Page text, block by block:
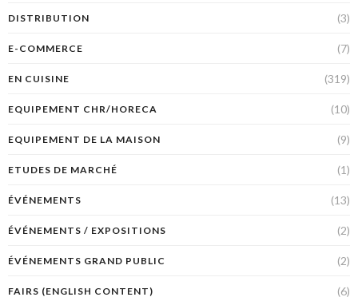
DISTRIBUTION (3)
E-COMMERCE (7)
EN CUISINE (319)
EQUIPEMENT CHR/HORECA (10)
EQUIPEMENT DE LA MAISON (9)
ETUDES DE MARCHÉ (1)
ÉVÉNEMENTS (13)
ÉVÉNEMENTS / EXPOSITIONS (2)
ÉVÉNEMENTS GRAND PUBLIC (2)
FAIRS (ENGLISH CONTENT) (6)